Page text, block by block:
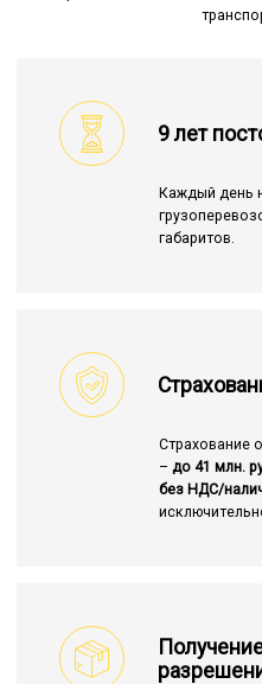
9 лет
Каждый день
габаритов.
Страхование
– до 41 млн.
без НДС/